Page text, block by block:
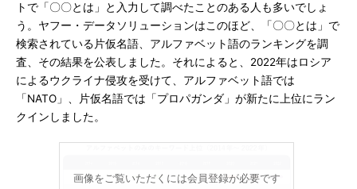
トで「〇〇とは」と入力して調べたことのある人も多いでしょ
う。ヤフー・データソリューションはこのほど、「〇〇とは」で
検索されている片仮名語、アルファベット語のランキングを調
査、その結果を公表しました。それによると、2022年はロシア
によるウクライナ侵攻を受けて、アルファベット語では
「NATO」、片仮名語では「プロパガンダ」が新たに上位にラン
クインしました。
画像をご覧いただくには会員登録が必要です